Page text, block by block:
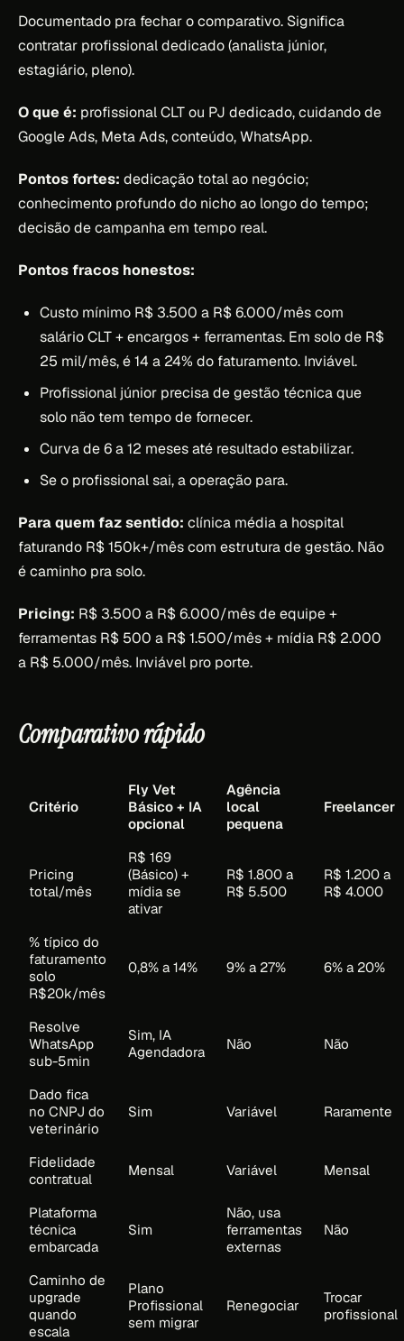
Documentado pra fechar o comparativo. Significa
contratar profissional dedicado (analista júnior,
estagiário, pleno).
O que é: profissional CLT ou PJ dedicado, cuidando de
Google Ads, Meta Ads, conteúdo, WhatsApp.
Pontos fortes: dedicação total ao negócio;
conhecimento profundo do nicho ao longo do tempo;
decisão de campanha em tempo real.
Pontos fracos honestos:
Custo mínimo R$ 3.500 a R$ 6.000/mês com
salário CLT + encargos + ferramentas. Em solo de R$
25 mil/mês, é 14 a 24% do faturamento. Inviável.
Profissional júnior precisa de gestão técnica que
solo não tem tempo de fornecer.
Curva de 6 a 12 meses até resultado estabilizar.
Se o profissional sai, a operação para.
Para quem faz sentido: clínica média a hospital
faturando R$ 150k+/mês com estrutura de gestão. Não
é caminho pra solo.
Pricing: R$ 3.500 a R$ 6.000/mês de equipe +
ferramentas R$ 500 a R$ 1.500/mês + mídia R$ 2.000
a R$ 5.000/mês. Inviável pro porte.
Comparativo rápido
Critério
Fly Vet
Básico + IA
opcional
Agência
local
pequena
Freelancer
Pricing
total/mês
R$ 169
(Básico) +
mídia se
ativar
R$ 1.800 a
R$ 5.500
R$ 1.200 a
R$ 4.000
% típico do
faturamento
solo
R$20k/mês
0,8% a 14% 9% a 27% 6% a 20%
Resolve
WhatsApp
sub-5min
Sim, IA
Agendadora
Não Não
Dado fica
no CNPJ do
veterinário
Sim Variável Raramente
Fidelidade
contratual
Mensal Variável Mensal
Plataforma
técnica
embarcada
Sim
Não, usa
ferramentas
externas
Não
Caminho de
upgrade
quando
escala
Plano
Profissional
sem migrar
Renegociar
Trocar
profissional